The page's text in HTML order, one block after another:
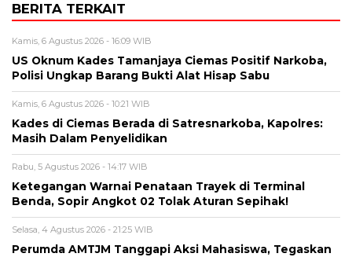
BERITA TERKAIT
Kamis, 6 Agustus 2026 - 16:09 WIB
US Oknum Kades Tamanjaya Ciemas Positif Narkoba,
Polisi Ungkap Barang Bukti Alat Hisap Sabu
Kamis, 6 Agustus 2026 - 10:21 WIB
Kades di Ciemas Berada di Satresnarkoba, Kapolres:
Masih Dalam Penyelidikan
Rabu, 5 Agustus 2026 - 14:17 WIB
Ketegangan Warnai Penataan Trayek di Terminal
Benda, Sopir Angkot 02 Tolak Aturan Sepihak!
Selasa, 4 Agustus 2026 - 21:25 WIB
Perumda AMTJM Tanggapi Aksi Mahasiswa, Tegaskan